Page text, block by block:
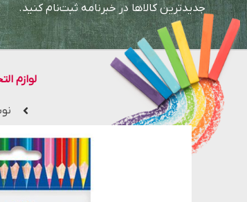
جدیدترین کالاها در خبرنامه ثبت‌نام کنید.
لوازم